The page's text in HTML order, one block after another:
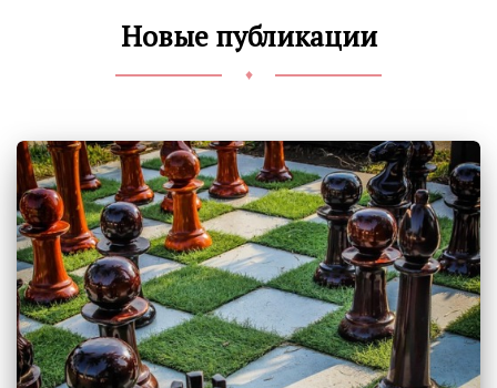
Новые публикации
♦